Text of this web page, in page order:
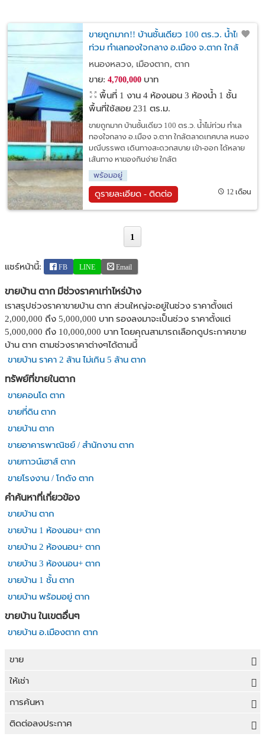
ขายถูกมาก!! บ้านชั้นเดียว 100 ตร.ว. น้ำไม่
ท่วม ทำเลทองใจกลาง อ.เมือง จ.ตาก ใกล้
ตลาดเทศบาล หนองมณีบรรพต
หนองหลวง, เมืองตาก, ตาก
ขาย: 4,700,000บาท
พื้นที่ 1 งาน 4 ห้องนอน 3 ห้องน้ำ 1 ชั้น
พื้นที่ใช้สอย 231 ตร.ม.
ขายถูกมาก บ้านชั้นเดียว 100 ตร.ว. น้ำไม่ท่วม ทำเล
ทองใจกลาง อ.เมือง จ.ตาก ใกล้ตลาดเทศบาล หนอง
มณีบรรพต เดินทางสะดวกสบาย เข้า-ออก ได้หลาย
เส้นทาง หาของกินง่าย ใกล้ต
พร้อมอยู่
ดูรายละเอียด - ติดต่อ 12 เดือน
1
แชร์หน้านี้: FB LINE Email
ขายบ้าน ตาก มีช่วงราคาเท่าไหร่บ้าง
เราสรุปช่วงราคาขายบ้าน ตาก ส่วนใหญ่จะอยู่ในช่วง ราคาตั้งแต่
2,000,000 ถึง 5,000,000 บาท รองลงมาจะเป็นช่วง ราคาตั้งแต่
5,000,000 ถึง 10,000,000 บาท โดยคุณสามารถเลือกดูประกาศขาย
บ้าน ตาก ตามช่วงราคาต่างๆได้ตามนี้
ขายบ้าน ราคา 2 ล้าน ไม่เกิน 5 ล้าน ตาก
ทรัพย์ที่ขายในตาก
ขายคอนโด ตาก
ขายที่ดิน ตาก
ขายบ้าน ตาก
ขายอาคารพาณิชย์ / สำนักงาน ตาก
ขายทาวน์เฮาส์ ตาก
ขายโรงงาน / โกดัง ตาก
คำค้นหาที่เกี่ยวข้อง
ขายบ้าน ตาก
ขายบ้าน 1 ห้องนอน+ ตาก
ขายบ้าน 2 ห้องนอน+ ตาก
ขายบ้าน 3 ห้องนอน+ ตาก
ขายบ้าน 1 ชั้น ตาก
ขายบ้าน พร้อมอยู่ ตาก
ขายบ้าน ในเขตอื่นๆ
ขายบ้าน อ.เมืองตาก ตาก
ขาย
ขายที่ดิน
ขายบ้าน
ขายคอนโด
ให้เช่า
ให้เช่าที่ดิน
ให้เช่าบ้าน
การค้นหา
ขายที่ดิน
ติดต่อลงประกาศ